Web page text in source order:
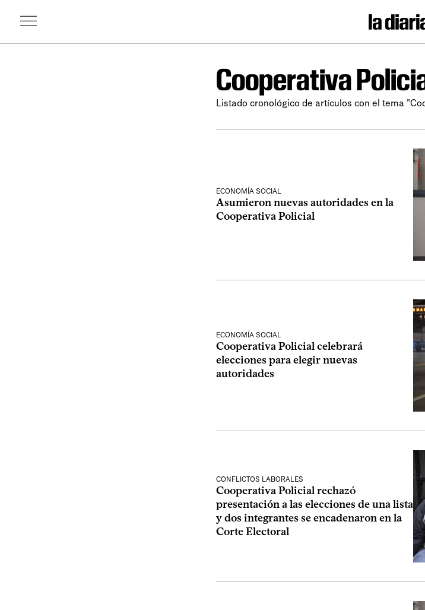
Cooperativa
Listado cronológico de artículos con el tema
ECONOMÍA SOCIAL
Asumieron nuevas autoridades en la
Cooperativa Policial
ECONOMÍA SOCIAL
Cooperativa Policial celebrará
elecciones para elegir nuevas
autoridades
CONFLICTOS LABORALES
Cooperativa Policial rechazó
presentación a las elecciones de una lista
y dos integrantes se encadenaron en la
Corte Electoral